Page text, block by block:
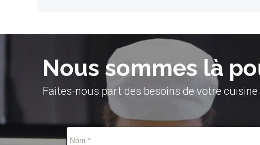
Nous sommes là
Faites-nous part des besoins de votre